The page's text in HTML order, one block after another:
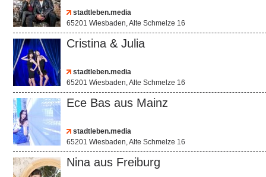
stadtleben.media
65201 Wiesbaden, Alte Schmelze 16
Cristina & Julia
stadtleben.media
65201 Wiesbaden, Alte Schmelze 16
Ece Bas aus Mainz
stadtleben.media
65201 Wiesbaden, Alte Schmelze 16
Nina aus Freiburg